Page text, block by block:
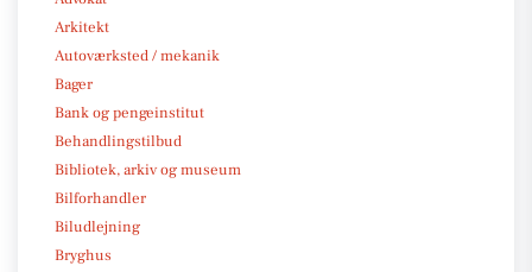
Arkitekt
Autoværksted / mekanik
Bager
Bank og pengeinstitut
Behandlingstilbud
Bibliotek, arkiv og museum
Bilforhandler
Biludlejning
Bryghus